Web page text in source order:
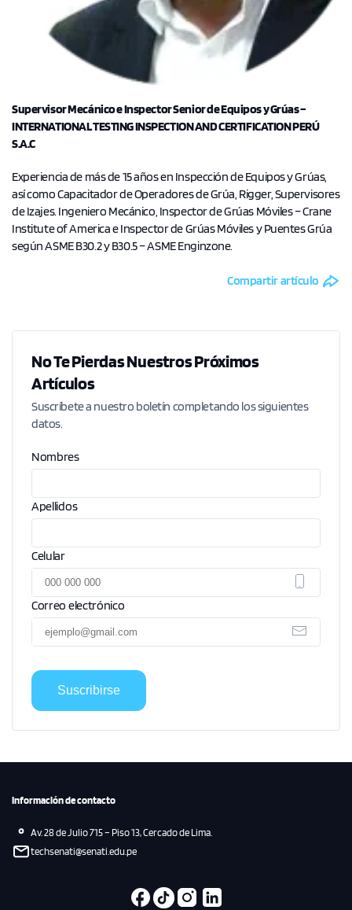
Supervisor Mecánico e Inspector Senior de Equipos y Grúas –
INTERNATIONAL TESTING INSPECTION AND CERTIFICATION PERÚ
S.A.C
Experiencia de más de 15 años en Inspección de Equipos y Grúas,
así como Capacitador de Operadores de Grúa, Rigger, Supervisores
de Izajes. Ingeniero Mecánico, Inspector de Grúas Móviles – Crane
Institute of America e Inspector de Grúas Móviles y Puentes Grúa
según ASME B30.2 y B30.5 – ASME Enginzone.
Compartir artículo
No Te Pierdas Nuestros Próximos
Artículos
Suscríbete a nuestro boletín completando los siguientes
datos.
Nombres
Apellidos
Celular
Correo electrónico
Suscribirse
Información de contacto
Av. 28 de Julio 715 – Piso 13, Cercado de Lima.
techsenati@senati.edu.pe